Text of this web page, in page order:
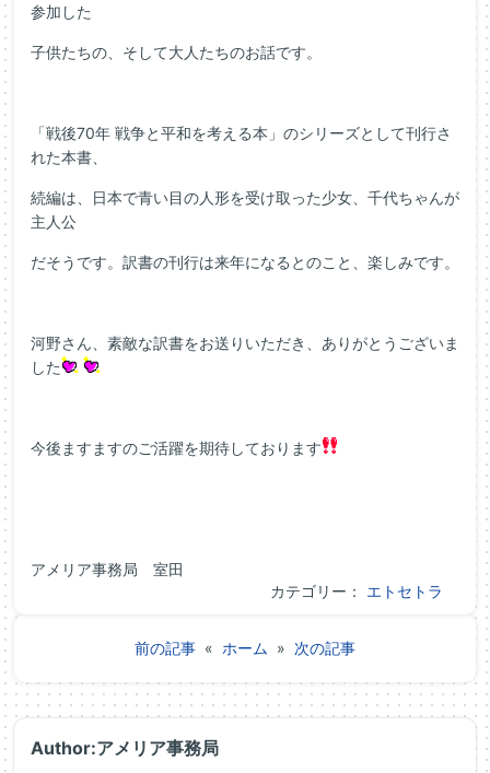
参加した
子供たちの、そして大人たちのお話です。
「戦後70年 戦争と平和を考える本」のシリーズとして刊行さ
れた本書、
続編は、日本で青い目の人形を受け取った少女、千代ちゃんが
主人公
だそうです。訳書の刊行は来年になるとのこと、楽しみです。
河野さん、素敵な訳書をお送りいただき、ありがとうございま
した
今後ますますのご活躍を期待しております
アメリア事務局 室田
カテゴリー： エトセトラ
前の記事 « ホーム » 次の記事
Author:アメリア事務局